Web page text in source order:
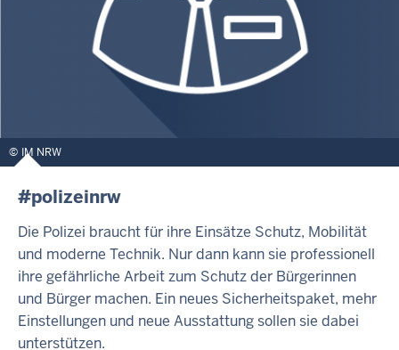
IM NRW
#polizeinrw
Die Polizei braucht für ihre Einsätze Schutz, Mobilität
und moderne Technik. Nur dann kann sie professionell
ihre gefährliche Arbeit zum Schutz der Bürgerinnen
und Bürger machen. Ein neues Sicherheitspaket, mehr
Einstellungen und neue Ausstattung sollen sie dabei
unterstützen.